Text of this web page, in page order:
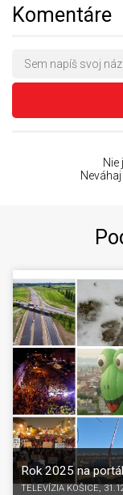
Komentáre
Nie
Rok 2025 na
TELEVÍZIA KOŠICE,